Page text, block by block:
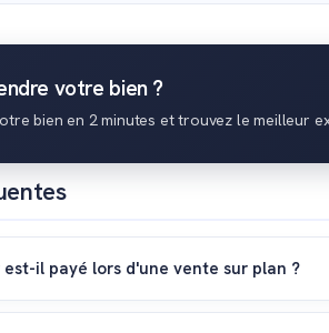
votre bien ?
bien en 2 minutes et trouvez le meilleur
il payé lors d'une vente sur plan ?
de manière échelonnée.